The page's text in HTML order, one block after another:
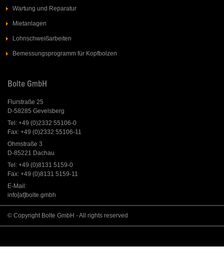
Wartung und Reparatur
Mietanlagen
Lohnschweißarbeiten
Bemessungsprogramm für Kopfbolzen
Bolte GmbH
Flurstraße 25
D-58285 Gevelsberg
Tel: +49 (0)2332 55106-0
Fax: +49 (0)2332 55106-11
Ohmstraße 3
D-85221 Dachau
Tel: +49 (0)8131 5159-0
Fax: +49 (0)8131 5159-11
E-Mail:
info[at]bolte.gmbh
© Copyright Bolte GmbH - All rights reserved